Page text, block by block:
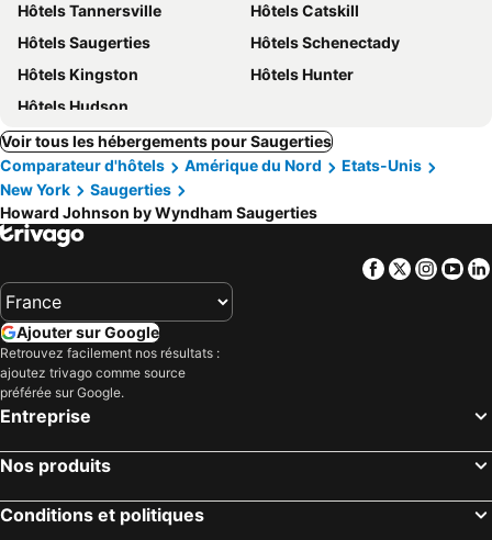
Hôtels Tannersville
Hôtels Catskill
Hôtels Saugerties
Hôtels Schenectady
Hôtels Kingston
Hôtels Hunter
Hôtels Hudson
Voir tous les hébergements pour Saugerties
Comparateur d'hôtels
Amérique du Nord
Etats-Unis
New York
Saugerties
Howard Johnson by Wyndham Saugerties
Facebook
Twitter
Ajouter sur Google
Retrouvez facilement nos résultats :
ajoutez trivago comme source
préférée sur Google.
Entreprise
Nos produits
Conditions et politiques